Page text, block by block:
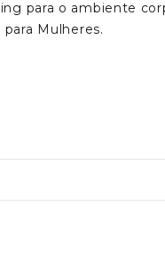
para o ambiente
Mulheres.